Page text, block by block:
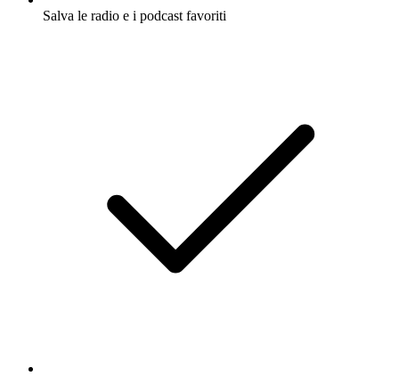
Salva le radio e i podcast favoriti